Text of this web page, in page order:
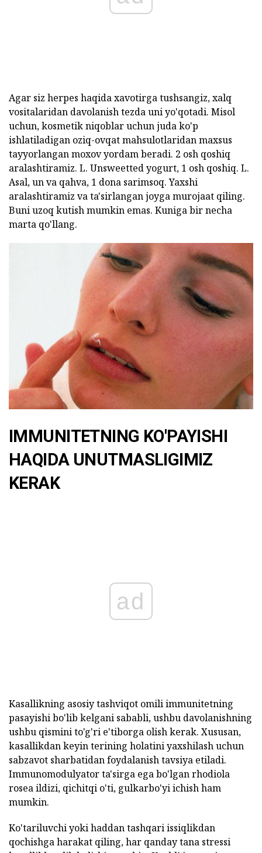
Agar siz herpes haqida xavotirga tushsangiz, xalq
vositalaridan davolanish tezda uni yo'qotadi. Misol
uchun, kosmetik niqoblar uchun juda ko'p
ishlatiladigan oziq-ovqat mahsulotlaridan maxsus
tayyorlangan moxov yordam beradi. 2 osh qoshiq
aralashtiramiz. L. Unsweetted yogurt, 1 osh qoshiq. L.
Asal, un va qahva, 1 dona sarimsoq. Yaxshi
aralashtiramiz va ta'sirlangan joyga murojaat qiling.
Buni uzoq kutish mumkin emas. Kuniga bir necha
marta qo'llang.
IMMUNITETNING KO'PAYISHI
HAQIDA UNUTMASLIGIMIZ
KERAK
ad
Kasallikning asosiy tashviqot omili immunitetning
pasayishi bo'lib kelgani sababli, ushbu davolanishning
ushbu qismini to'g'ri e'tiborga olish kerak. Xususan,
kasallikdan keyin terining holatini yaxshilash uchun
sabzavot sharbatidan foydalanish tavsiya etiladi.
Immunomodulyator ta'sirga ega bo'lgan rhodiola
rosea ildizi, qichitqi o'ti, gulkarbo'yi ichish ham
mumkin.
Ko'tariluvchi yoki haddan tashqari issiqlikdan
qochishga harakat qiling, har qanday tana stressi